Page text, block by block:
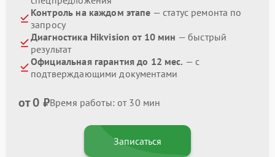
Контроль на каждом этапе — статус ремонта по
запросу
Диагностика Hikvision от 10 мин — быстрый
результат
Официальная гарантия до 12 мес. — с
подтверждающими документами
от 0 ₽Время работы: от 30 мин
Записаться